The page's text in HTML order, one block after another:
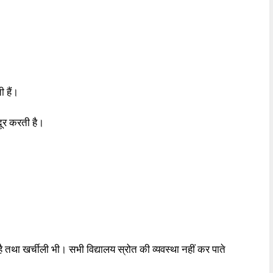
हैं।
करती है।
खर्चीली भी। सभी विद्यालय स्रोत की व्यवस्था नहीं कर पाते